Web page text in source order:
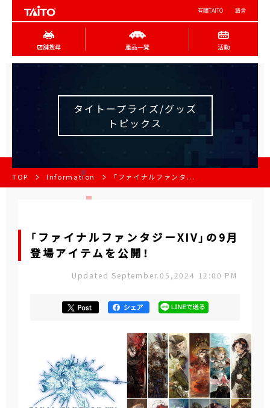
有關TAITO 語言
店舖搜尋 產品一覽 活動
タイトープライズ/グッズ
トピックス
TOP Information 「ファイナルファンタ...
「ファイナルファンタジーXIV」の9月
登場アイテムを公開！
Updated September.05,2024 12:00 PM